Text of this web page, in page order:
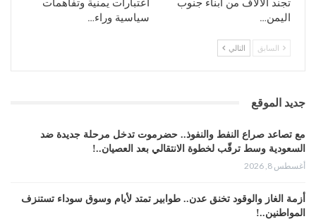
تجند الآلاف من أبناء جنوب
اليمن…
اعتبارات يمنية وتفاهمات
سياسية وراء…
السابق التالي
جديد الموقع
مع تصاعد صراع النفط والنفوذ.. حضرموت تدخل مرحلة جديدة ضد
السعودية وسط ترقّب لخطوة الانتقالي بعد العصيان..!
أغسطس 8, 2026
أزمة الغاز والوقود تخنق عدن.. طوابير تمتد لأيام وسوق سوداء تستنزف
المواطنين..!